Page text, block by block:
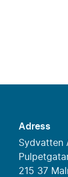
Adress
Sydvatten
215 37